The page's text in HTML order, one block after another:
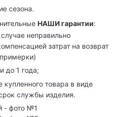
сезона.
НАШИ гарантии:
неправильно
затрат на возврат
до 1 года;
товара в виде
службы изделия.